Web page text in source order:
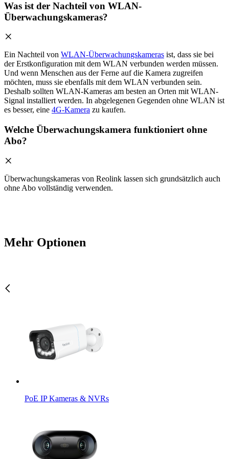
Was ist der Nachteil von WLAN-
Überwachungskameras?
Ein Nachteil von WLAN-Überwachungskameras ist, dass sie bei
der Erstkonfiguration mit dem WLAN verbunden werden müssen.
Und wenn Menschen aus der Ferne auf die Kamera zugreifen
möchten, muss sie ebenfalls mit dem WLAN verbunden sein.
Deshalb sollten WLAN-Kameras am besten an Orten mit WLAN-
Signal installiert werden. In abgelegenen Gegenden ohne WLAN ist
es besser, eine 4G-Kamera zu kaufen.
Welche Überwachungskamera funktioniert ohne
Abo?
Überwachungskameras von Reolink lassen sich grundsätzlich auch
ohne Abo vollständig verwenden.
Mehr Optionen
PoE IP Kameras & NVRs